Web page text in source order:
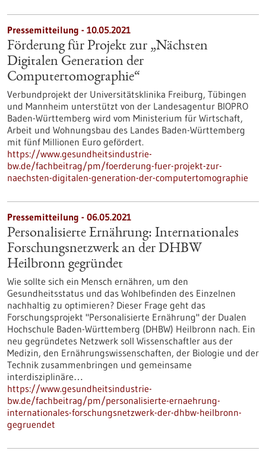
Pressemitteilung - 10.05.2021
Förderung für Projekt zur „Nächsten
Digitalen Generation der
Computertomographie“
Verbundprojekt der Universitätsklinika Freiburg, Tübingen
und Mannheim unterstützt von der Landesagentur BIOPRO
Baden-Württemberg wird vom Ministerium für Wirtschaft,
Arbeit und Wohnungsbau des Landes Baden-Württemberg
mit fünf Millionen Euro gefördert.
https://www.gesundheitsindustrie-
bw.de/fachbeitrag/pm/foerderung-fuer-projekt-zur-
naechsten-digitalen-generation-der-computertomographie
Pressemitteilung - 06.05.2021
Personalisierte Ernährung: Internationales
Forschungsnetzwerk an der DHBW
Heilbronn gegründet
Wie sollte sich ein Mensch ernähren, um den
Gesundheitsstatus und das Wohlbefinden des Einzelnen
nachhaltig zu optimieren? Dieser Frage geht das
Forschungsprojekt "Personalisierte Ernährung" der Dualen
Hochschule Baden-Württemberg (DHBW) Heilbronn nach. Ein
neu gegründetes Netzwerk soll Wissenschaftler aus der
Medizin, den Ernährungswissenschaften, der Biologie und der
Technik zusammenbringen und gemeinsame
interdisziplinäre…
https://www.gesundheitsindustrie-
bw.de/fachbeitrag/pm/personalisierte-ernaehrung-
internationales-forschungsnetzwerk-der-dhbw-heilbronn-
gegruendet